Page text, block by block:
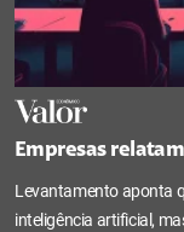
Empresas
Levantamento aponta
inteligência artificial,